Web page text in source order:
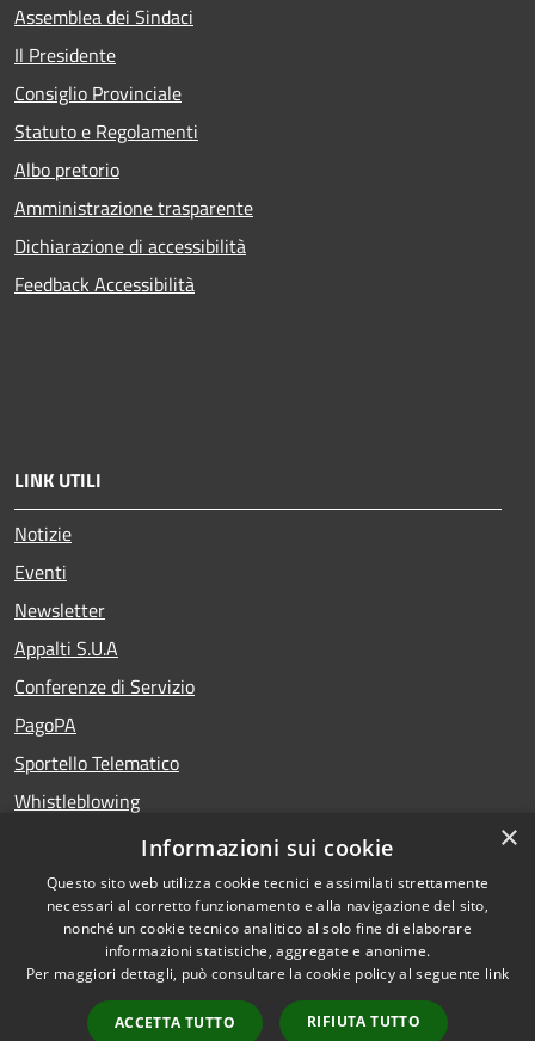
Assemblea dei Sindaci
Il Presidente
Consiglio Provinciale
Statuto e Regolamenti
Albo pretorio
Amministrazione trasparente
Dichiarazione di accessibilità
Feedback Accessibilità
LINK UTILI
Notizie
Eventi
Newsletter
Appalti S.U.A
Conferenze di Servizio
PagoPA
Sportello Telematico
Whistleblowing
Teatro del Fuoco
Portale Storico della Provincia di Foggia
RSS
Accessibility
Copyright © 2026 •
Portale istituzionale della
Provincia di Foggia •
×
Informazioni sui cookie
Questo sito web utilizza cookie tecnici e assimilati strettamente
necessari al corretto funzionamento e alla navigazione del sito,
nonché un cookie tecnico analitico al solo fine di elaborare
informazioni statistiche, aggregate e anonime.
Per maggiori dettagli, può consultare la cookie policy al seguente link
ACCETTA TUTTO RIFIUTA TUTTO